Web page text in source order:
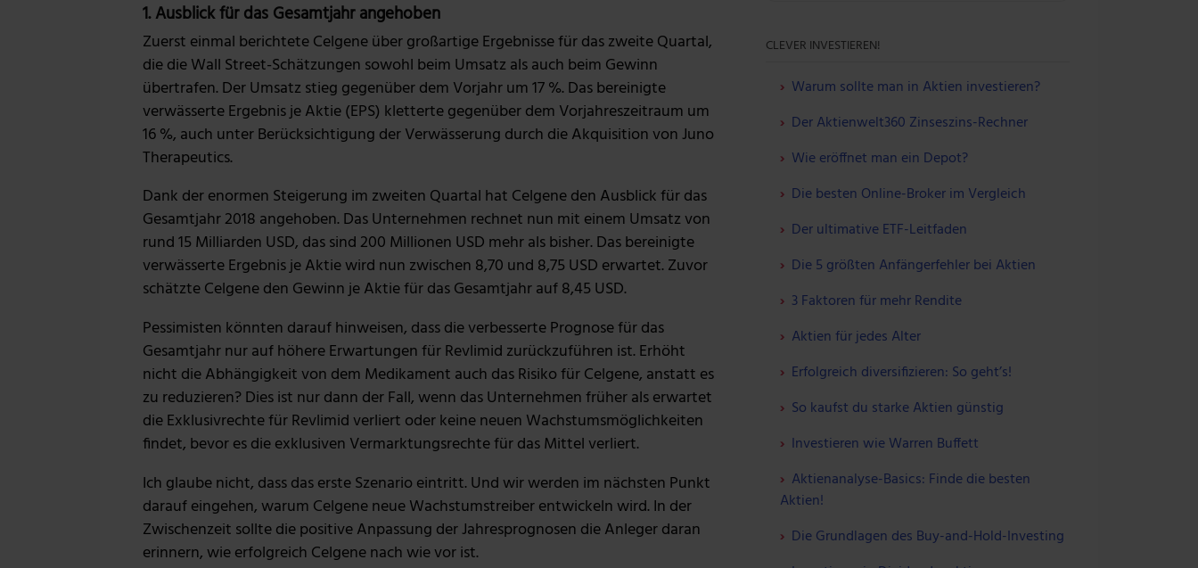
1. Ausblick für das Gesamtjahr angehoben
Zuerst einmal berichtete Celgene über großartige Ergebnisse für das zweite Quartal,
die die Wall Street-Schätzungen sowohl beim Umsatz als auch beim Gewinn
übertrafen. Der Umsatz stieg gegenüber dem Vorjahr um 17 %. Das bereinigte
verwässerte Ergebnis je Aktie (EPS) kletterte gegenüber dem Vorjahreszeitraum um
16 %, auch unter Berücksichtigung der Verwässerung durch die Akquisition von Juno
Therapeutics.
Dank der enormen Steigerung im zweiten Quartal hat Celgene den Ausblick für das
Gesamtjahr 2018 angehoben. Das Unternehmen rechnet nun mit einem Umsatz von
rund 15 Milliarden USD, das sind 200 Millionen USD mehr als bisher. Das bereinigte
verwässerte Ergebnis je Aktie wird nun zwischen 8,70 und 8,75 USD erwartet. Zuvor
schätzte Celgene den Gewinn je Aktie für das Gesamtjahr auf 8,45 USD.
Pessimisten könnten darauf hinweisen, dass die verbesserte Prognose für das
Gesamtjahr nur auf höhere Erwartungen für Revlimid zurückzuführen ist. Erhöht
nicht die Abhängigkeit von dem Medikament auch das Risiko für Celgene, anstatt es
zu reduzieren? Dies ist nur dann der Fall, wenn das Unternehmen früher als erwartet
die Exklusivrechte für Revlimid verliert oder keine neuen Wachstumsmöglichkeiten
findet, bevor es die exklusiven Vermarktungsrechte für das Mittel verliert.
Ich glaube nicht, dass das erste Szenario eintritt. Und wir werden im nächsten Punkt
darauf eingehen, warum Celgene neue Wachstumstreiber entwickeln wird. In der
Zwischenzeit sollte die positive Anpassung der Jahresprognosen die Anleger daran
erinnern, wie erfolgreich Celgene nach wie vor ist.
CLEVER INVESTIEREN!
Warum sollte man in Aktien investieren?
Der Aktienwelt360 Zinseszins-Rechner
Wie eröffnet man ein Depot?
Die besten Online-Broker im Vergleich
Der ultimative ETF-Leitfaden
Die 5 größten Anfängerfehler bei Aktien
3 Faktoren für mehr Rendite
Aktien für jedes Alter
Erfolgreich diversifizieren: So geht’s!
So kaufst du starke Aktien günstig
Investieren wie Warren Buffett
Aktienanalyse-Basics: Finde die besten
Aktien!
Die Grundlagen des Buy-and-Hold-Investing